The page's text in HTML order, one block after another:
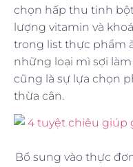
chọn hấp thu tinh
lượng vitamin và
trong list thực phẩm
những loại mì sợi
cũng là sự lựa chọn
thừa cân.
Bổ sung vào thực